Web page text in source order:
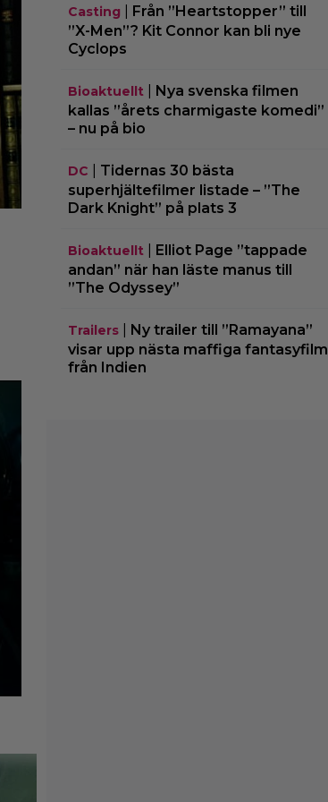
Casting
Från ”Heartstopper” till
”X-Men”? Kit Connor kan bli nye
Cyclops
Bioaktuellt| Nya svenska filmen
kallas ”årets charmigaste komedi”
– nu på bio
DC
Tidernas 30 bästa
superhjältefilmer listade – ”The
Dark Knight” på plats 3
Bioaktuellt| Elliot Page ”tappade
andan” när han läste manus till
”The Odyssey”
Trailers| Ny trailer till ”Ramayana”
visar upp nästa maffiga fantasyfilm
från Indien